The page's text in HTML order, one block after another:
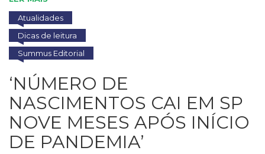
Atualidades
Dicas de leitura
Summus Editorial
‘NÚMERO DE
NASCIMENTOS CAI EM SP
NOVE MESES APÓS INÍCIO
DE PANDEMIA’